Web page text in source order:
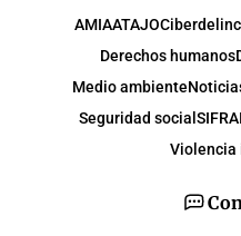
AMIAATAJO
Derechos humanos
Medio ambiente
Seguridad social SIFRAI
Violencia